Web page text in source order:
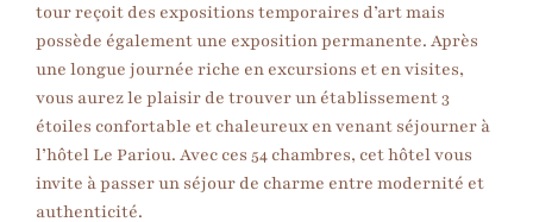
tour reçoit des expositions temporaires d’art mais
possède également une exposition permanente. Après
une longue journée riche en excursions et en visites,
vous aurez le plaisir de trouver un établissement 3
étoiles confortable et chaleureux en venant séjourner à
l’hôtel Le Pariou. Avec ces 54 chambres, cet hôtel vous
invite à passer un séjour de charme entre modernité et
authenticité.